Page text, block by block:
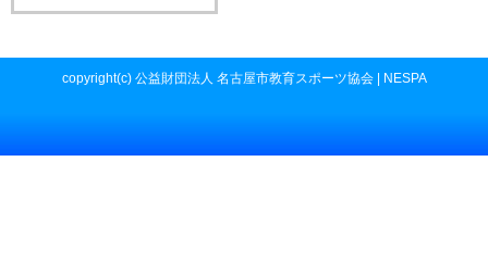
copyright(c) 公益財団法人 名古屋市教育スポーツ協会 | NESPA